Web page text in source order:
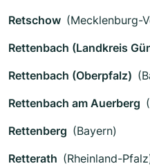
Retschow (Mecklenburg-
Rettenbach (Landkreis
Rettenbach (Oberpfalz)
Rettenbach am Auerberg
Rettenberg (Bayern)
Retterath (Rheinland-